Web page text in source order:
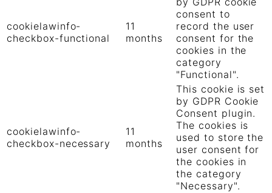
cookielawinfo-
checkbox-functional
11
months
consent to
record the user
consent for the
cookies in the
category
"Functional".
cookielawinfo-
checkbox-necessary
11
months
This cookie is set
by GDPR Cookie
Consent plugin.
The cookies is
used to store the
user consent for
the cookies in
the category
"Necessary".